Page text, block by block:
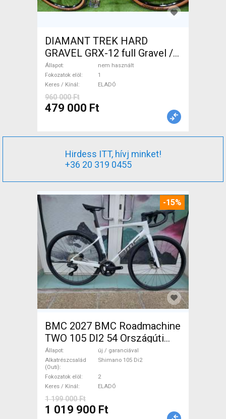
DIAMANT TREK HARD
GRAVEL GRX-12 full Gravel /
CX tárcsafék nem használt
ELADÓ
Állapot
nem használt
Fokozatok elöl
1
Keres / Kínál
ELADÓ
960 000 Ft
479 000 Ft
Hirdess ITT, hívj minket!
+36 20 319 0455
-15%
BMC 2027 BMC Roadmachine
TWO 105 DI2 54 Országúti
Shimano 105 Di2 tárcsafék új
/ garanciával ELADÓ
Állapot
új / garanciával
Alkatrészcsalád
(Outi)
Shimano 105 Di2
Fokozatok elöl
2
Keres / Kínál
ELADÓ
1 199 000 Ft
1 019 900 Ft